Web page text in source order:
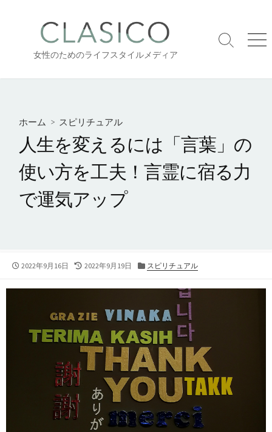
へ
女性のためのライフスタイルメディア
検
り
メ
ー
ホーム > スピリチュアル
人生を変えるには「言葉」の
使い方を工夫！言霊に宿る力
で運気アップ
公
日
2022年9月16日
最
更
日
2022年9月19日
カ
ゴ
ー
スピリチュアル